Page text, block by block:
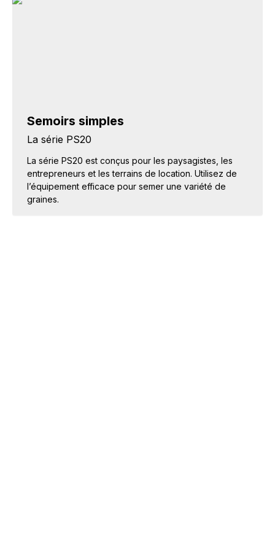
Semoirs simples
La série PS20
La série PS20 est conçus pour les paysagistes, les
entrepreneurs et les terrains de location. Utilisez de
l’équipement efficace pour semer une variété de
graines.